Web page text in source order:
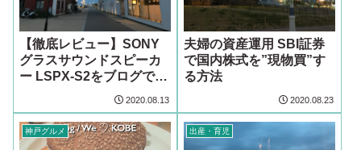
【徹底レビュー】SONY
グラスサウンドスピーカ
ー LSPX-S2をブログで口
2020.08.13
夫婦の資産運用 SBI証券
で国内株式を”現物買”す
る方法
2020.08.23
神戸グルメ 出産・育児